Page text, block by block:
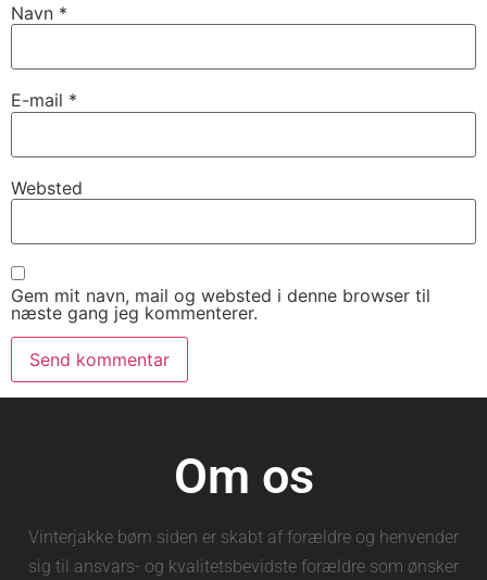
Navn *
E-mail *
Websted
Gem mit navn, mail og websted i denne browser til
næste gang jeg kommenterer.
Om os
Vinterjakke børn siden er skabt af forældre og henvender
sig til ansvars- og kvalitetsbevidste forældre som ønsker